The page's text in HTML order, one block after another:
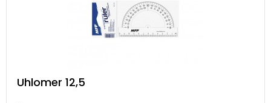
Uhlomer 12,5